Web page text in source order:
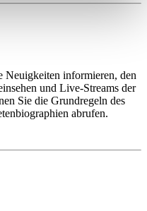
Neuigkeiten informieren, den
und Live-Streams der
Sie die Grundregeln des
abrufen.